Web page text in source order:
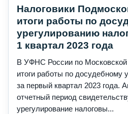
Налоговики
итоги работы по
урегулированию
1 квартал 2023 года
В УФНС России по Московской
итоги работы по досудебному
за первый квартал 2023 года.
отчетный период
урегулирование налоговы...